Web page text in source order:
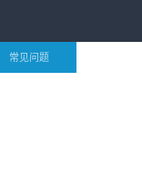
常见问题